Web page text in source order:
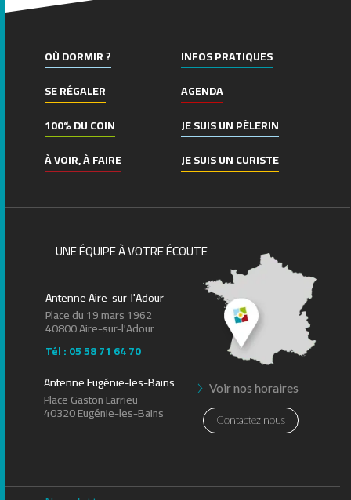
−
OÙ DORMIR ?
SE RÉGALER
100% DU COIN
À VOIR, À FAIRE
INFOS PRATIQUES
AGENDA
JE SUIS UN PÈLERIN
JE SUIS UN CURISTE
UNE ÉQUIPE À VOTRE ÉCOUTE
Antenne Aire-sur-l'Adour
Place du 19 mars 1962
40800 Aire-sur-l'Adour
Tél : 05 58 71 64 70
Voir nos horaires
Antenne Eugénie-les-Bains
Place Gaston Larrieu
40320 Eugénie-les-Bains Contactez nous